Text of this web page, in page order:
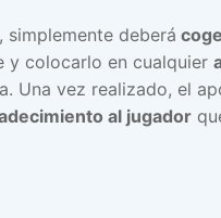
simplemente deberá
y colocarlo en cualquier
Una vez realizado, el
al jugador